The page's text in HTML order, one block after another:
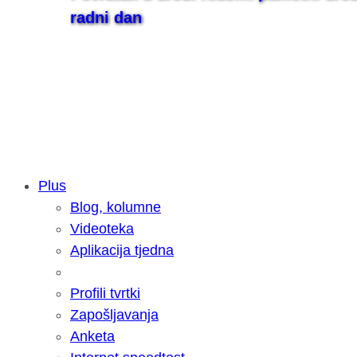
radni dan
Samsung otkrio kako je nastajala
razvoja donijelo tanje i izdržljivije
Plus
Blog, kolumne
Videoteka
Aplikacija tjedna
Profili tvrtki
Zapošljavanja
Anketa